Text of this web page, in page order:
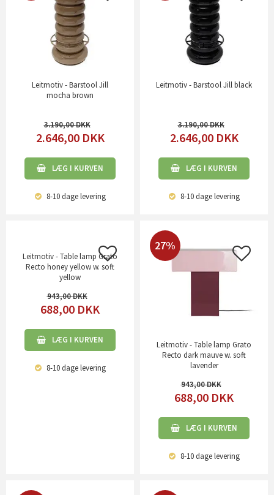
Leitmotiv - Barstool Jill
mocha brown
3.190,00
2.646,00 DKK
LÆG I KURVEN
8-10 dagelevering
Leitmotiv - Barstool Jill black
3.190,00
2.646,00 DKK
LÆG I KURVEN
8-10 dagelevering
Leitmotiv - Table lamp Grato
Recto honey yellow w. soft
yellow
943,00
688,00 DKK
LÆG I KURVEN
8-10 dagelevering
27%
Leitmotiv - Table lamp Grato
Recto dark mauve w. soft
lavender
943,00
688,00 DKK
LÆG I KURVEN
8-10 dagelevering